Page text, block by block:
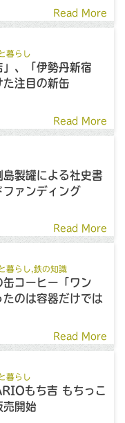
Read More
暮らし
」、「伊勢丹新宿
た注目の新缶
Read More
島製罐による社史書
ファンディング
Read More
暮らし,鉄の知識
缶コーヒー「ワン
たのは容器だけでは
Read More
暮らし
もち吉 もちっこ
開始